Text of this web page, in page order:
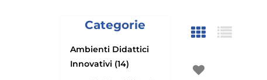
Categorie
Ambienti Didattici
Innovativi (14)